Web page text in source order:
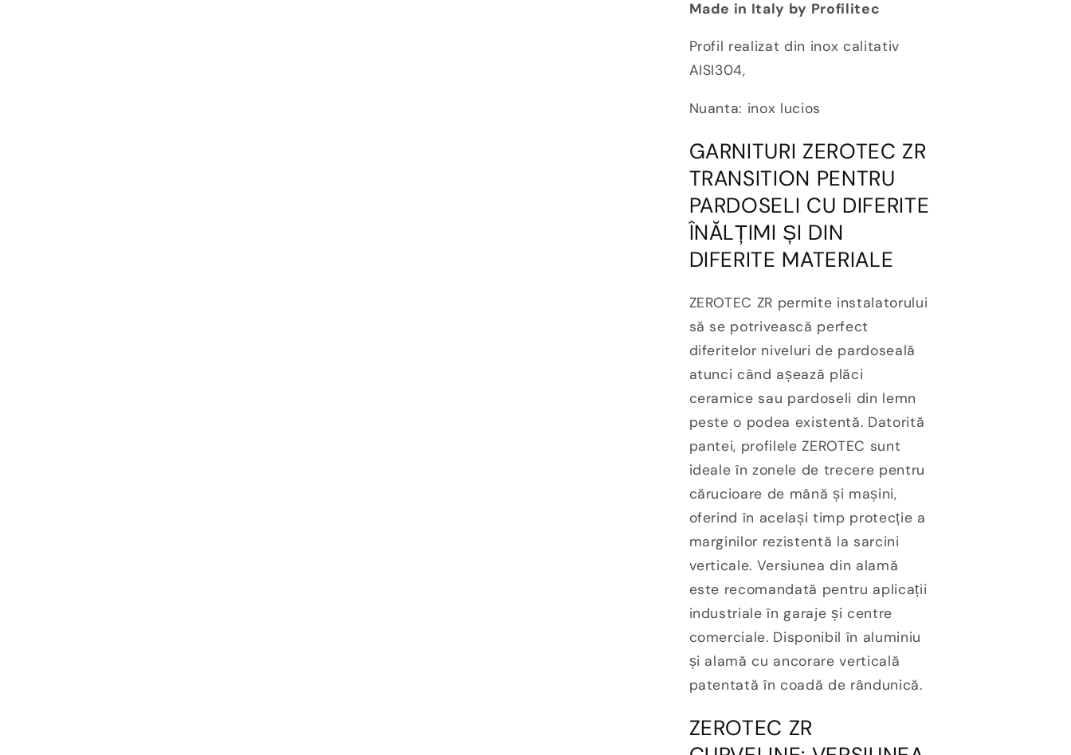
Made in Italy by Profilitec
Profil realizat din inox calitativ
AISI304,
Nuanta: inox lucios
GARNITURI ZEROTEC ZR
TRANSITION PENTRU
PARDOSELI CU DIFERITE
ÎNĂLȚIMI ȘI DIN
DIFERITE MATERIALE
ZEROTEC ZR permite instalatorului
să se potrivească perfect
diferitelor niveluri de pardoseală
atunci când așează plăci
ceramice sau pardoseli din lemn
peste o podea existentă. Datorită
pantei, profilele ZEROTEC sunt
ideale în zonele de trecere pentru
cărucioare de mână și mașini,
oferind în același timp protecție a
marginilor rezistentă la sarcini
verticale. Versiunea din alamă
este recomandată pentru aplicații
industriale în garaje și centre
comerciale. Disponibil în aluminiu
și alamă cu ancorare verticală
patentată în coadă de rândunică.
ZEROTEC ZR